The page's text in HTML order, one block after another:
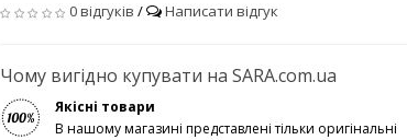
0 відгуків / Написати відгук
Чому вигідно купувати на SARA.com.ua
Якісні товари
В нашому магазині представлені тільки оригінальні